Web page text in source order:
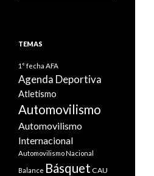
TEMAS
1° fecha AFA
Agenda Deportiva
Atletismo
Automovilismo
Automovilismo
Internacional
Automovilismo Nacional
Balance Básquet CAU